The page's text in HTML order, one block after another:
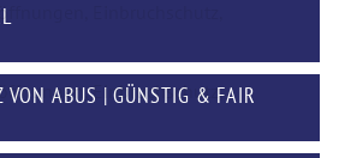
VON ABUS | GÜNSTIG & FAIR